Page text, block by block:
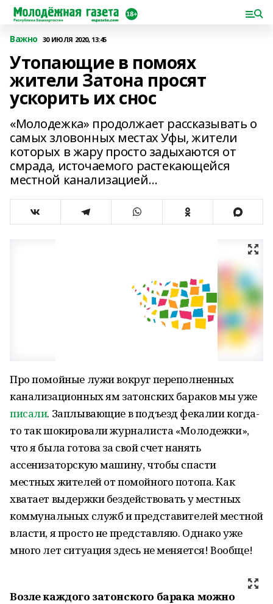
Важно 30 ИЮЛЯ 2020, 13:45
Утопающие в помоях
жители Затона просят
ускорить их снос
«Молодежка» продолжает рассказывать о
самых зловонных местах Уфы, жители
которых в жару просто задыхаются от
смрада, источаемого растекающейся
местной канализацией…
Про помойные лужи вокруг переполненных
канализационных ям затонских бараков мы уже
писали. Заплывающие в подъезд фекалии когда-
то так шокировали журналиста «Молодежки»,
что я была готова за свой счет нанять
ассенизаторскую машину, чтобы спасти
местных жителей от помойного потопа. Как
хватает выдержки бездействовать у местных
коммунальных служб и представителей местной
власти, я просто не представляю. Однако уже
много лет ситуация здесь не меняется! Вообще!
Возле каждого затонского барака можно